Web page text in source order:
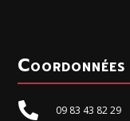
Coordonnées
 09 83 43 82 29